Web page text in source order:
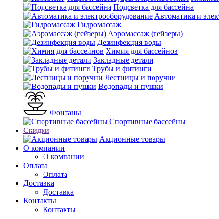
Подсветка для бассейна
Автоматика и
Гидромассаж
Аэромассаж (гейзеры)
Дезинфекция воды
Химия для бассейнов
Закладные детали
Трубы и фитинги
Лестницы и поручни
Водопады и пушки
Фонтаны
Спортивные бассейны
Скидки
Акционные товары
О компании
О компании
Оплата
Оплата
Доставка
Доставка
Контакты
Контакты